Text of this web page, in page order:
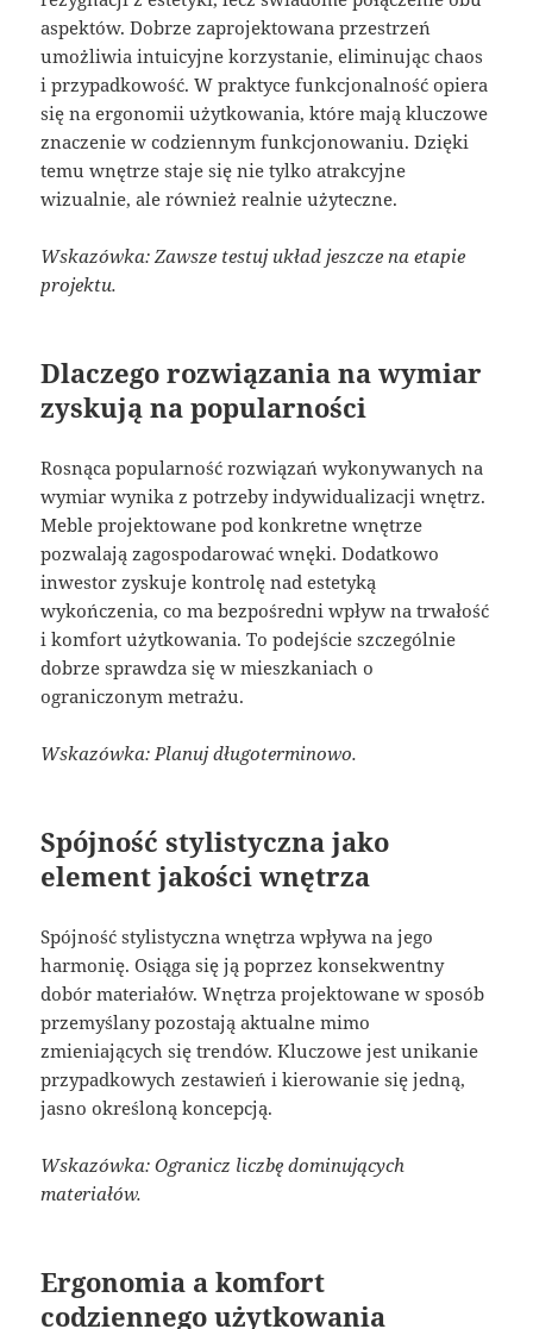
aspektów. Dobrze zaprojektowana przestrzeń
umożliwia intuicyjne korzystanie, eliminując chaos
i przypadkowość. W praktyce funkcjonalność opiera
się na ergonomii użytkowania, które mają kluczowe
znaczenie w codziennym funkcjonowaniu. Dzięki
temu wnętrze staje się nie tylko atrakcyjne
wizualnie, ale również realnie użyteczne.
Wskazówka: Zawsze testuj układ jeszcze na etapie
projektu.
Dlaczego rozwiązania na wymiar
zyskują na popularności
Rosnąca popularność rozwiązań wykonywanych na
wymiar wynika z potrzeby indywidualizacji wnętrz.
Meble projektowane pod konkretne wnętrze
pozwalają zagospodarować wnęki. Dodatkowo
inwestor zyskuje kontrolę nad estetyką
wykończenia, co ma bezpośredni wpływ na trwałość
i komfort użytkowania. To podejście szczególnie
dobrze sprawdza się w mieszkaniach o
ograniczonym metrażu.
Wskazówka: Planuj długoterminowo.
Spójność stylistyczna jako
element jakości wnętrza
Spójność stylistyczna wnętrza wpływa na jego
harmonię. Osiąga się ją poprzez konsekwentny
dobór materiałów. Wnętrza projektowane w sposób
przemyślany pozostają aktualne mimo
zmieniających się trendów. Kluczowe jest unikanie
przypadkowych zestawień i kierowanie się jedną,
jasno określoną koncepcją.
Wskazówka: Ogranicz liczbę dominujących
materiałów.
Ergonomia a komfort
codziennego użytkowania